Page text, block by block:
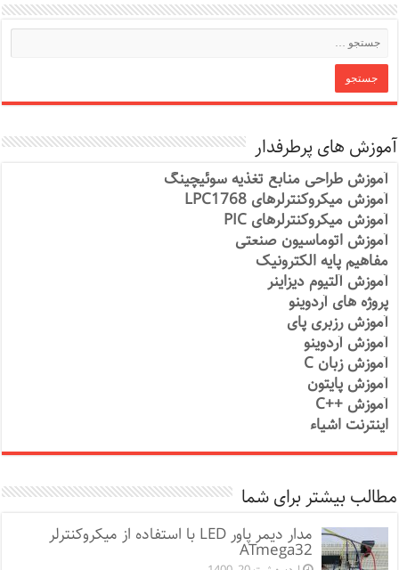
آموزش های پرطرفدار
آموزش طراحی منابع تغذیه سوئیچینگ
آموزش میکروکنترلرهای LPC1768
آموزش میکروکنترلرهای PIC
آموزش اتوماسیون صنعتی
مفاهیم پایه الکترونیک
آموزش آلتیوم دیزاینر
پروژه های آردوینو
آموزش رزبری پای
آموزش آردوینو
آموزش زبان C
آموزش پایتون
آموزش ++C
اینترنت اشیاء
مطالب بیشتر برای شما
مدار دیمر پاور LED با استفاده از میکروکنترلر
ATmega32